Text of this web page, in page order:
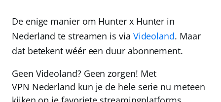
De enige manier om Hunter x Hunter in
Nederland te streamen is via Videoland. Maar
dat betekent wéér een duur abonnement.
Geen Videoland? Geen zorgen! Met
VPN Nederland kun je de hele serie nu meteen